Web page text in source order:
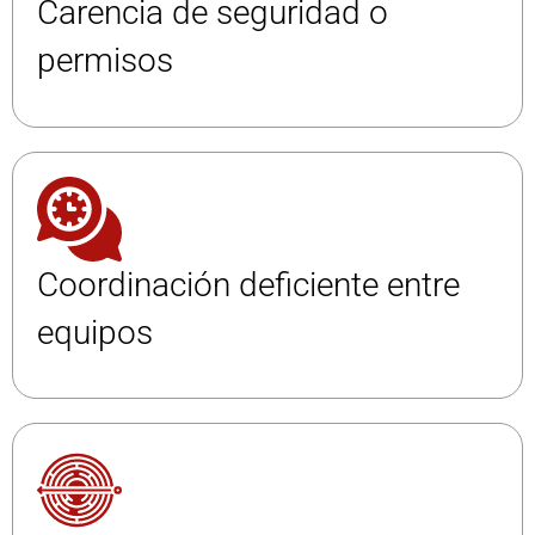
Carencia de seguridad o
permisos
Coordinación deficiente entre
equipos​